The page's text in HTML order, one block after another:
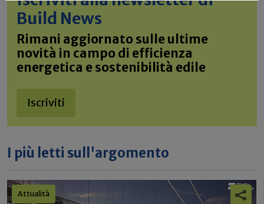
Build News
Rimani aggiornato sulle ultime
novità in campo di efficienza
energetica e sostenibilità edile
Iscriviti
I più letti sull'argomento
Attualità